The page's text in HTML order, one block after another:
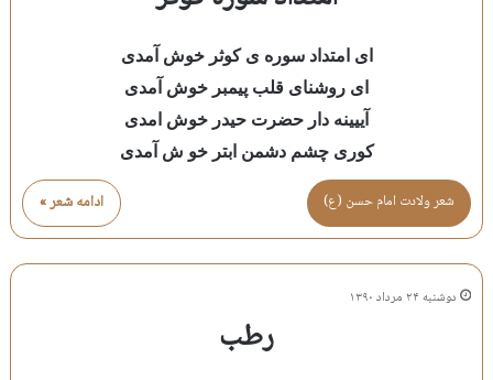
ای امتداد سوره ی کوثر خوش آمدی
ای روشنای قلب پیمبر خوش آمدی
آییینه دار حضرت حیدر خوش امدی
کوری چشم دشمن ابتر خو ش آمدی
ادامه شعر » شعر ولادت امام حسن (ع)
دوشنبه ۲۴ مرداد ۱۳۹۰
رطب